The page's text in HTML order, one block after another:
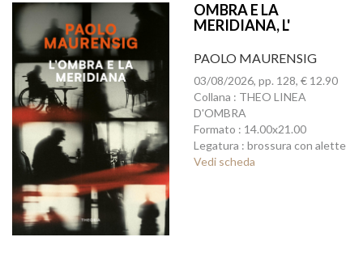
OMBRA E LA
MERIDIANA, L'
PAOLO MAURENSIG
03/08/2026, pp. 128, € 12.90
Collana : THEO LINEA
D'OMBRA
Formato : 14.00x21.00
Legatura : brossura con alette
Vedi scheda